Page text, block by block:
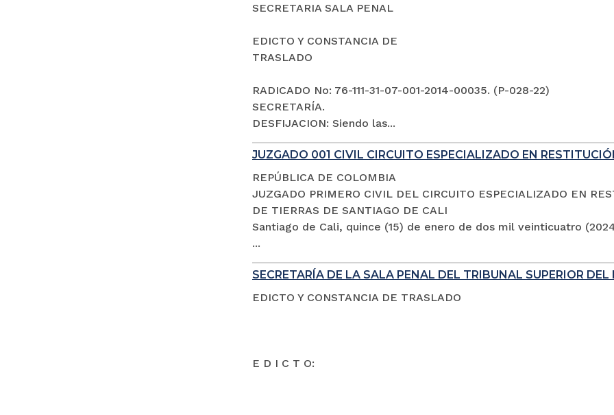
SECRETARIA SALA PENAL
EDICTO Y CONSTANCIA DE
TRASLADO
RADICADO No: 76-111-31-07-001-2014-00035. (P-028-22)
SECRETARÍA.
DESFIJACION: Siendo las...
JUZGADO 001 CIVIL CIRCUITO ESPECIALIZADO EN
REPÚBLICA DE COLOMBIA
JUZGADO PRIMERO CIVIL DEL CIRCUITO ESPECIALIZADO EN
DE TIERRAS DE SANTIAGO DE CALI
Santiago de Cali, quince (15) de enero de dos mil veinticuatro
...
SECRETARÍA DE LA SALA PENAL DEL TRIBUNAL SUPERIOR
EDICTO Y CONSTANCIA DE TRASLADO
E D I C T O: